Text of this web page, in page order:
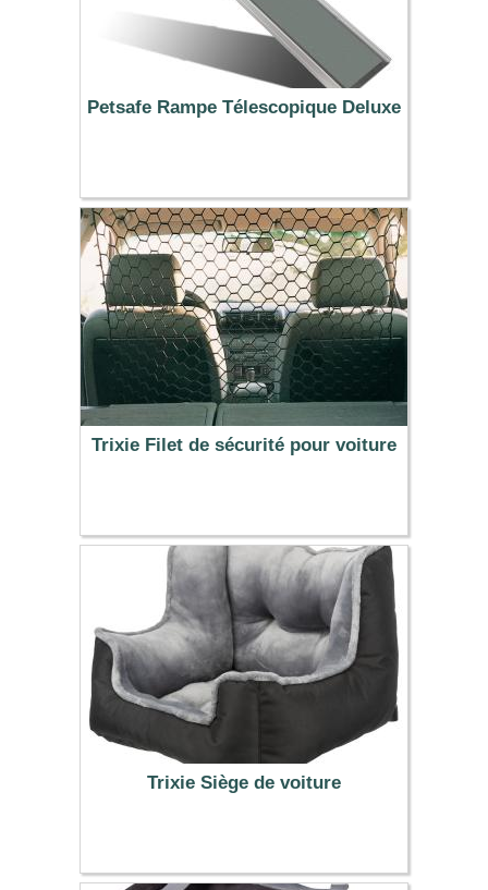
Petsafe Rampe Télescopique Deluxe
169.99 €
Trixie Filet de sécurité pour voiture
7.99 €
Trixie Siège de voiture
59.99 €